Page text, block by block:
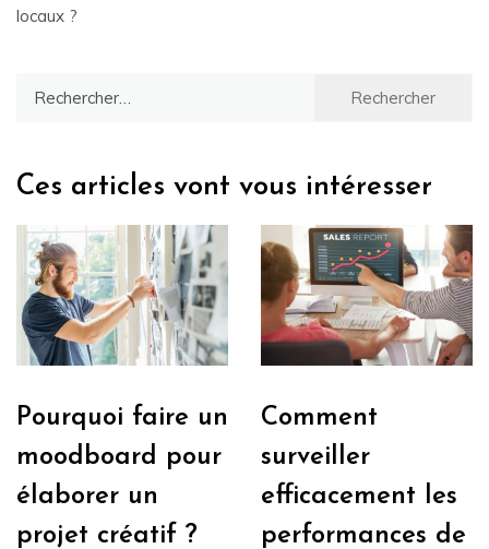
locaux ?
Ces articles vont vous intéresser
Pourquoi faire un
moodboard pour
élaborer un
projet créatif ?
Comment
surveiller
efficacement les
performances de